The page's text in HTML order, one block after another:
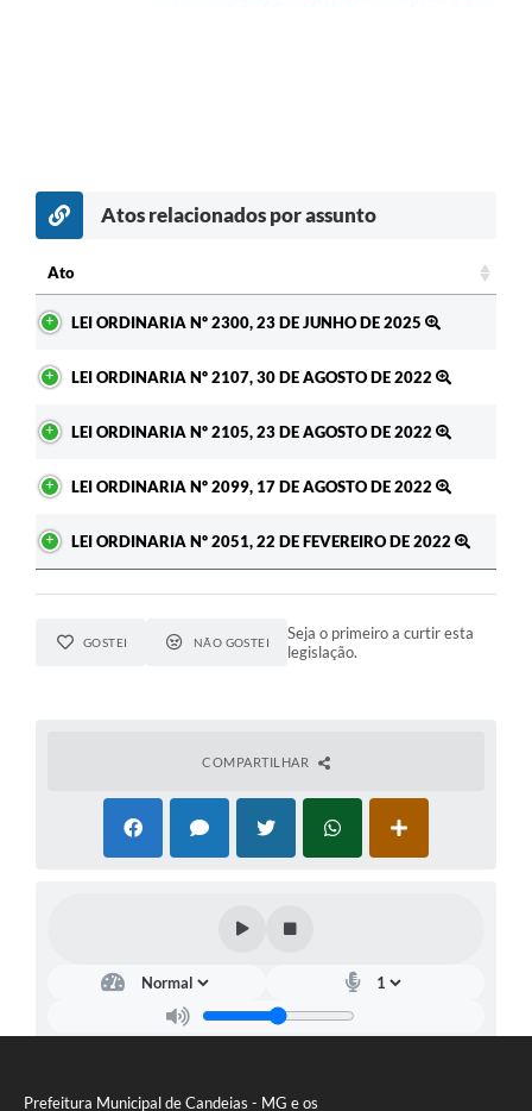
Prefeitura Municipal de Candeias - MG e os
Atos relacionados por assunto
Ato
LEI ORDINARIA Nº 2300, 23 DE JUNHO DE 2025
LEI ORDINARIA Nº 2107, 30 DE AGOSTO DE 2022
LEI ORDINARIA Nº 2105, 23 DE AGOSTO DE 2022
LEI ORDINARIA Nº 2099, 17 DE AGOSTO DE 2022
LEI ORDINARIA Nº 2051, 22 DE FEVEREIRO DE 2022
GOSTEI NÃO GOSTEI
Seja o primeiro a curtir esta
legislação.
COMPARTILHAR